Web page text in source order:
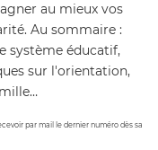
au mieux vos
Au sommaire :
système éducatif,
sur l'orientation,
par mail le dernier numéro dès sa